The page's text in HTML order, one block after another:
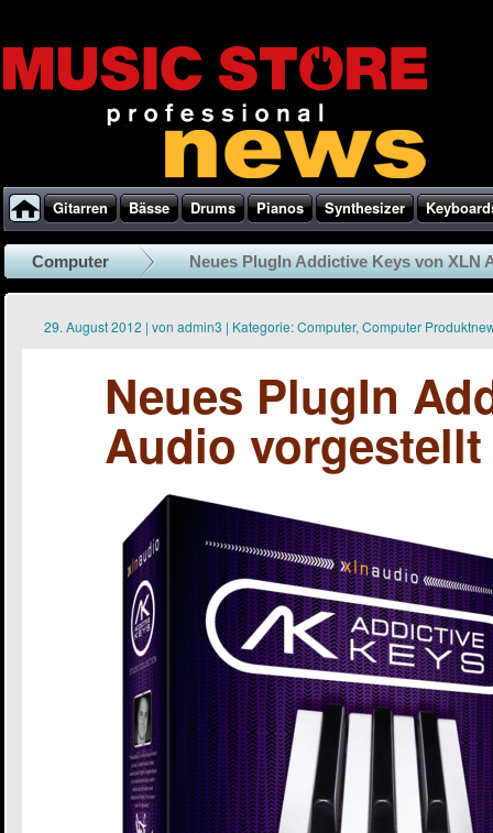
Gitarren Bässe Drums Pianos Synthesizer
Computer Neues PlugIn Addictive Keys von XLN
29. August 2012 | von admin3 | Kategorie:Computer, Computer
Neues PlugIn
Audio vorgestellt